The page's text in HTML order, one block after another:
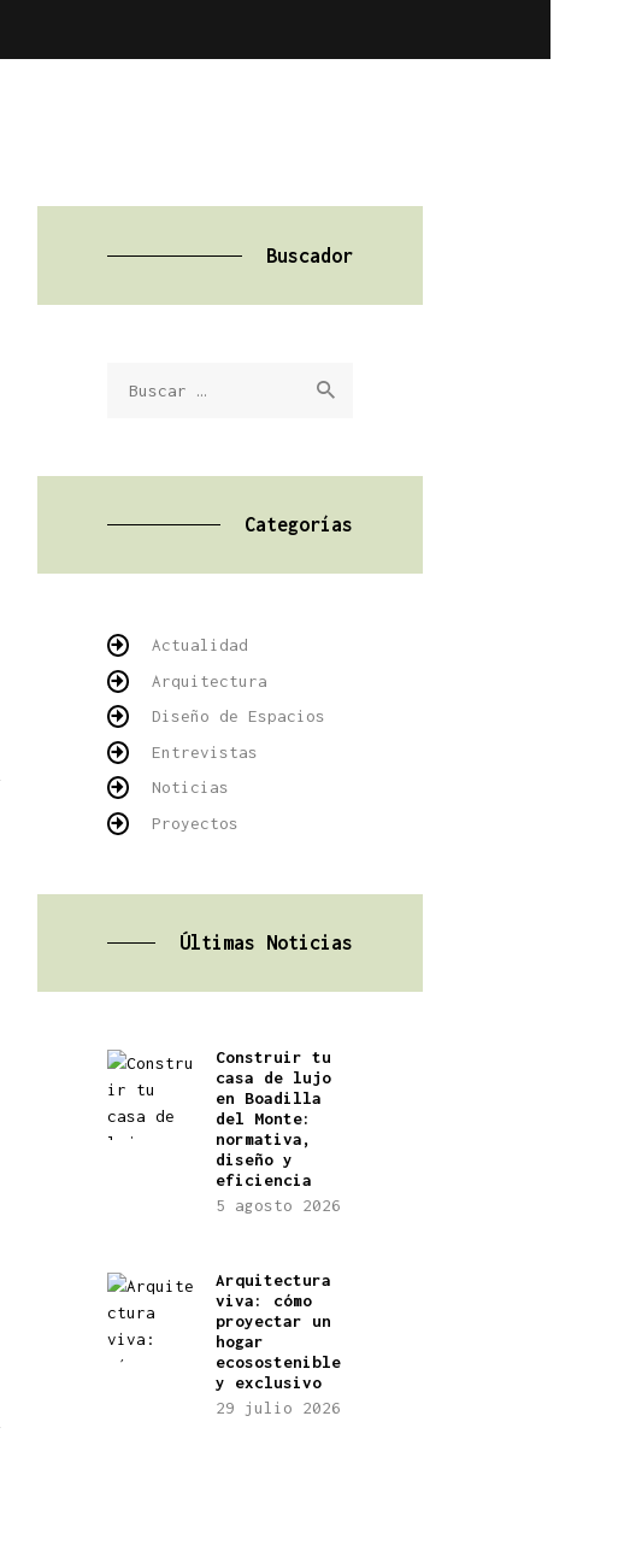
Buscador
Categorías
Actualidad
Arquitectura
Diseño de Espacios
Entrevistas
Noticias
Proyectos
Últimas Noticias
Construir tu
casa de lujo
en Boadilla
del Monte:
normativa,
diseño y
eficiencia
5 agosto 2026
Arquitectura
viva: cómo
proyectar un
hogar
ecosostenible
y exclusivo
29 julio 2026